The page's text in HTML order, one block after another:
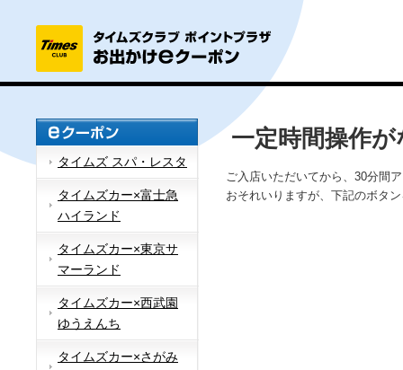
タイムズ スパ・レスタ
タイムズカー×富士急
ハイランド
タイムズカー×東京サ
マーランド
タイムズカー×西武園
ゆうえんち
タイムズカー×さがみ
一定時間操作
ご入店いただいてから、30分間
おそれいりますが、下記のボタ